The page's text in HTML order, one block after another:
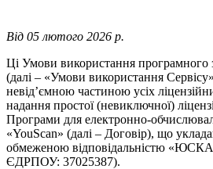
Bід 05 лютого 2026 р.
Ці Умови використання програмного
(далі – «Умови використання
невід’ємною частиною усіх
надання простої (невиключної)
Програми для електронно-
«YouScan» (далі – Договір), що
обмеженою відповідальністю
ЄДРПОУ: 37025387).